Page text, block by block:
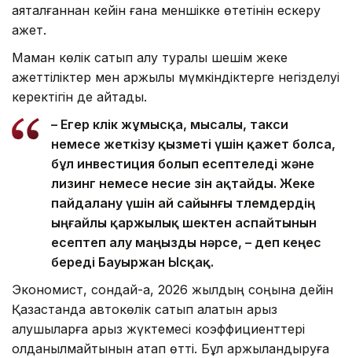
аяқталғаннан кейін ғана меншікке өтетінін ескеру
қажет.
Маман көлік сатып алу туралы шешім жеке
қажеттіліктер мен қаржылық мүмкіндіктерге негізделуі
керектігін де айтады.
– Егер көлік жұмысқа, мысалы, такси
немесе жеткізу қызметі үшін қажет болса,
бұл инвестиция болып есептеледі және
лизинг немесе несие өзін ақтайды. Жеке
пайдалану үшін ай сайынғы төлемдердің
ыңғайлы қаржылық шектен аспайтынын
есептеп алу маңызды нәрсе, – деп кеңес
береді Бауыржан Ысқақ.
Экономист, сондай-ақ, 2026 жылдың соңына дейін
Қазақстанда автокөлік сатып алатын қарыз
алушыларға қарыз жүктемесі коэффициенттері
қолданылмайтынын атап өтті. Бұл қаржыландыруға